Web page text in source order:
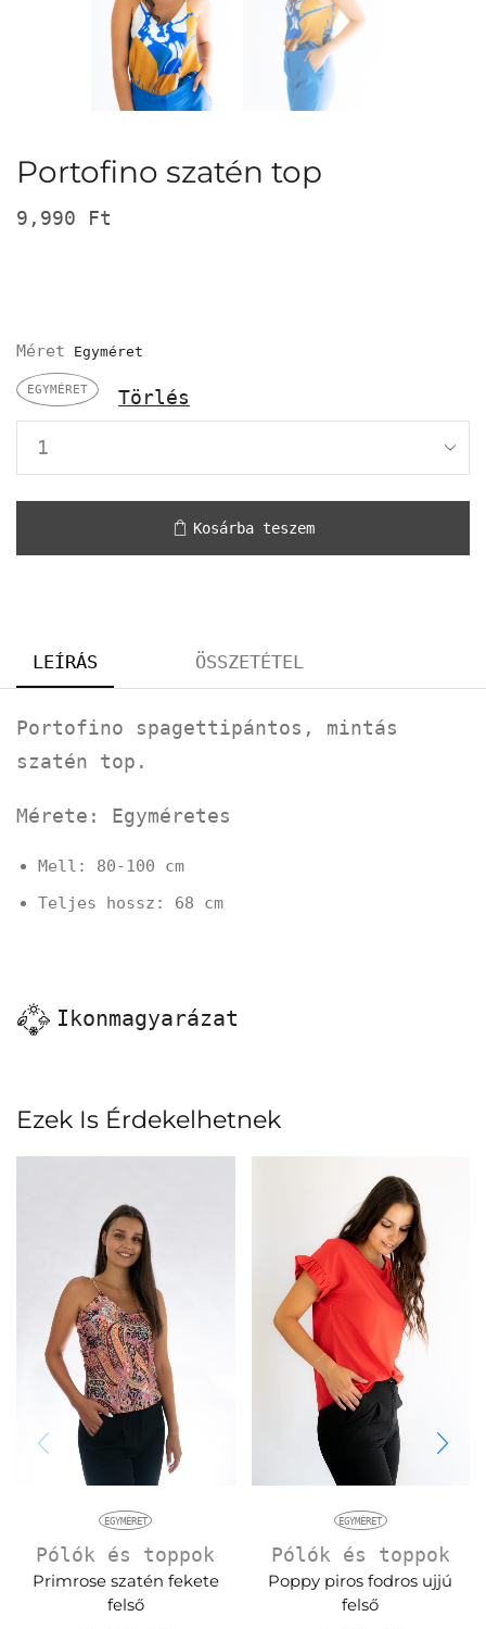
Portofino szatén top
9,990 Ft
Méret
EGYMÉRET Törlés
Kosárba teszem
LEÍRÁS ÖSSZETÉTEL
Portofino spagettipántos, mintás
szatén top.
Mérete: Egyméretes
Mell: 80-100 cm
Teljes hossz: 68 cm
Ikonmagyarázat
Ezek Is Érdekelhetnek
EGYMÉRET
Pólók és toppok
Primrose szatén fekete
felső
EGYMÉRET
Pólók és toppok
Poppy piros fodros ujjú
felső